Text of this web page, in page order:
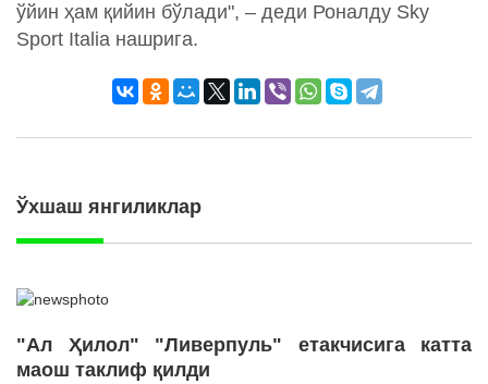
ўйин ҳам қийин бўлади", – деди Роналду Sky
Sport Italia нашрига.
Ўхшаш янгиликлар
"Ал Ҳилол" "Ливерпуль" етакчисига катта
маош таклиф қилди